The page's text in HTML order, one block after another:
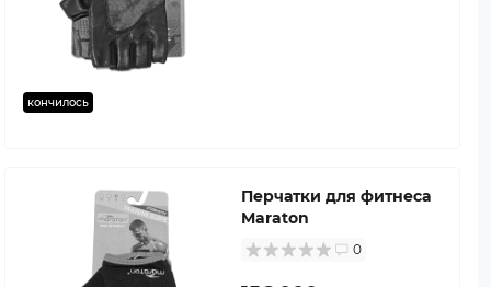
кончилось
Перчатки для фитнеса
Maraton
0